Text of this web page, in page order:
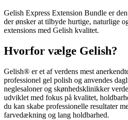
Gelish Express Extension Bundle er
der ønsker at tilbyde hurtige, naturlige
extensions med Gelish kvalitet.
Hvorfor vælge Gelish?
Gelish® er et af verdens mest
professionel gel polish og anvendes
neglesaloner og skønhedsklinikker
udviklet med fokus på kvalitet,
du kan skabe professionelle resultater
farvedækning og lang holdbarhed.